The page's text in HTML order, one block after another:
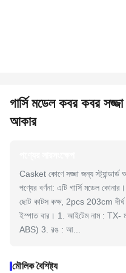
গার্সি মডেল কবর কবর সজ্জা
আকার
Casket কোণে সজ্জা জন্য স্ট্যান্ডার্ড
পণ্যের বর্ণনা: এটি গার্সি মডেল
ছোট কাটস কক্ষ, 2pcs 203cm
ইস্পাত বার। 1. আইটেম নাম : TX-
ABS) 3. রঙ : আ...
মৌলিক বৈশিষ্ট্য